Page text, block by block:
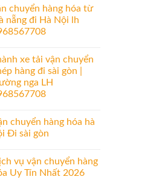
chuyển hàng hóa từ
nẵng đi Hà Nội lh
xe tải vận chuyển
hàng đi sài gòn |
nga LH
chuyển hàng hóa hà
Đi sài gòn
vụ vận chuyển hàng
Uy Tín Nhất 2026